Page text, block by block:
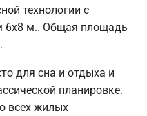
технологии с
6х8 м.. Общая площадь
для сна и отдыха и
планировке.
всех жилых